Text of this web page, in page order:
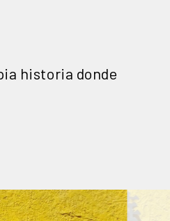
historia donde